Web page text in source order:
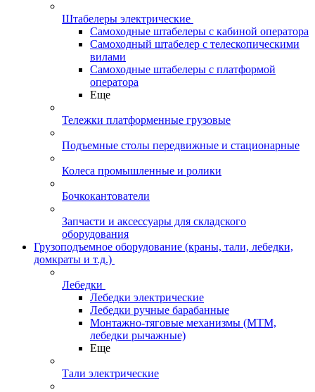
Штабелеры электрические
Самоходные штабелеры с кабиной оператора
Самоходный штабелер с телескопическими
вилами
Самоходные штабелеры с платформой
оператора
Еще
Тележки платформенные грузовые
Подъемные столы передвижные и стационарные
Колеса промышленные и ролики
Бочкокантователи
Запчасти и аксессуары для складского
оборудования
Грузоподъемное оборудование (краны, тали, лебедки,
домкраты и т.д.)
Лебедки
Лебедки электрические
Лебедки ручные барабанные
Монтажно-тяговые механизмы (МТМ,
лебедки рычажные)
Еще
Тали электрические